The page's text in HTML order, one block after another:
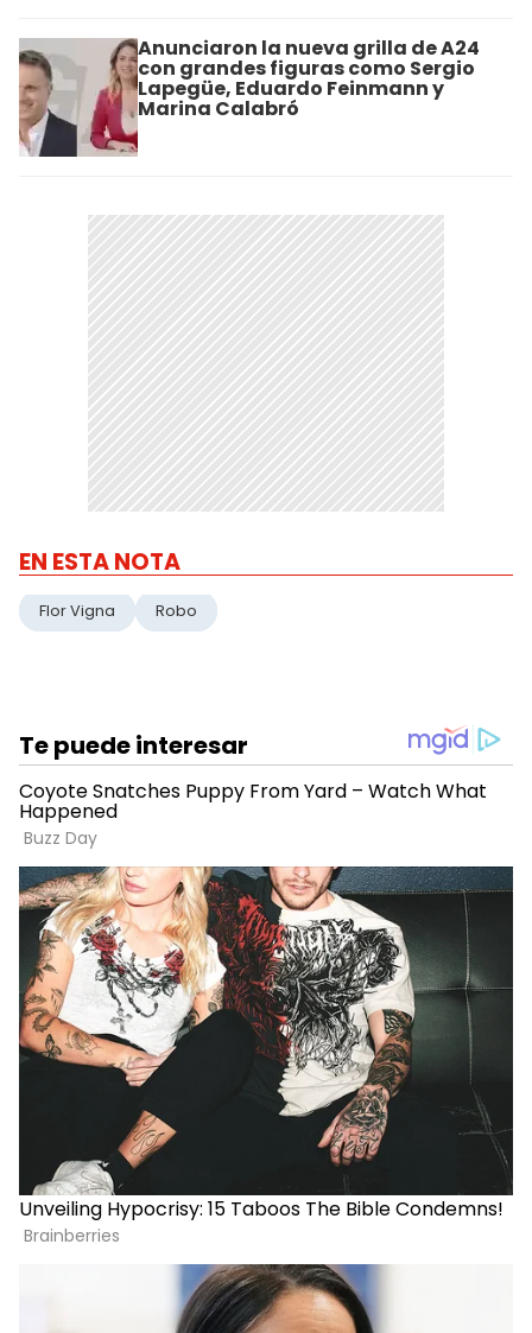
Anunciaron la nueva grilla de A24
con grandes figuras como Sergio
Lapegüe, Eduardo Feinmann y
Marina Calabró
EN ESTA NOTA
Flor Vigna Robo